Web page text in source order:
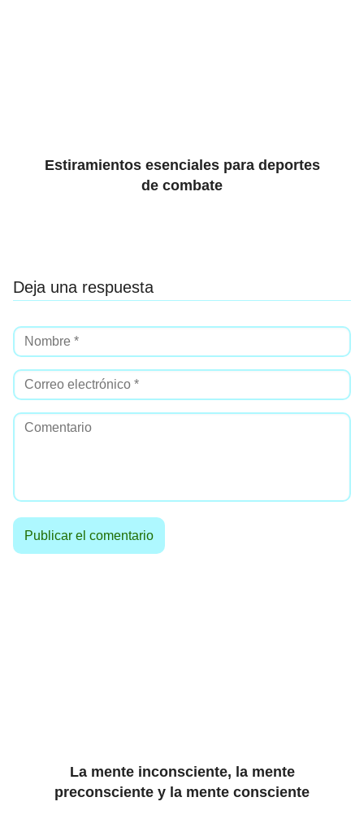
Estiramientos esenciales para deportes
de combate
Deja una respuesta
La mente inconsciente, la mente
preconsciente y la mente consciente